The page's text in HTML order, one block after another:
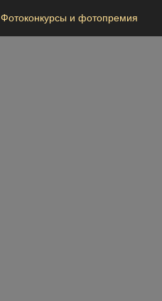
Фотоконкурсы и фотопремия